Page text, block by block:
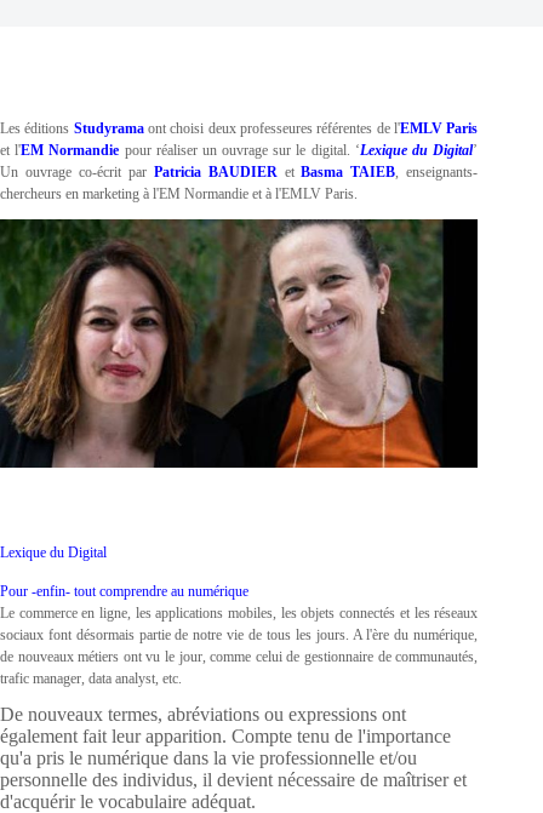
Les éditions Studyramaont choisi deux professeures référentes de l'EMLV Paris
et l'EM Normandie pour réaliser un ouvrage sur le digital. ‘Lexique du Digital’
Un ouvrage co-écrit par Patricia BAUDIERetBasma TAIEB, enseignants-
chercheurs en marketing à l'EM Normandie et à l'EMLV Paris.
Lexique du Digital
Pour -enfin- tout comprendre au numérique
Le commerce en ligne, les applications mobiles, les objets connectés et les réseaux
sociaux font désormais partie de notre vie de tous les jours. A l'ère du numérique,
de nouveaux métiers ont vu le jour, comme celui de gestionnaire de communautés,
trafic manager, data analyst, etc.
De nouveaux termes, abréviations ou expressions ont
également fait leur apparition. Compte tenu de l'importance
qu'a pris le numérique dans la vie professionnelle et/ou
personnelle des individus, il devient nécessaire de maîtriser et
d'acquérir le vocabulaire adéquat.